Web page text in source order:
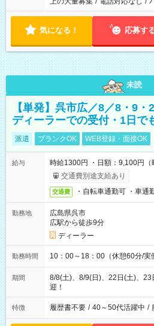
気になる！ 応募す
未読
【単発】呉市広／8／8・9
ディーラーでの受付・1日で
派遣 ブランクOK WEB登録・面接OK
給与
時給1300円 ・日額：9,100円（
交通費別途支給あり
交通費 ・自転車通勤可 ・車通
勤務地
広島県呉市
広駅から徒歩9分
ディーラー
勤務時間 10：00～18：00（休憩60分/実
期間
8/8(土)、8/9(日)、22日(土)、
迎！
特徴 履歴書不要 / 40～50代活躍中 /